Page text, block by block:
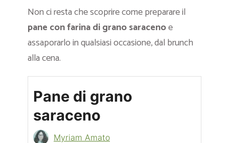
Non ci resta che scoprire come preparare il
pane con farina di grano saracenoe
assaporarlo in qualsiasi occasione, dal brunch
alla cena.
Pane di grano
saraceno
Myriam Amato